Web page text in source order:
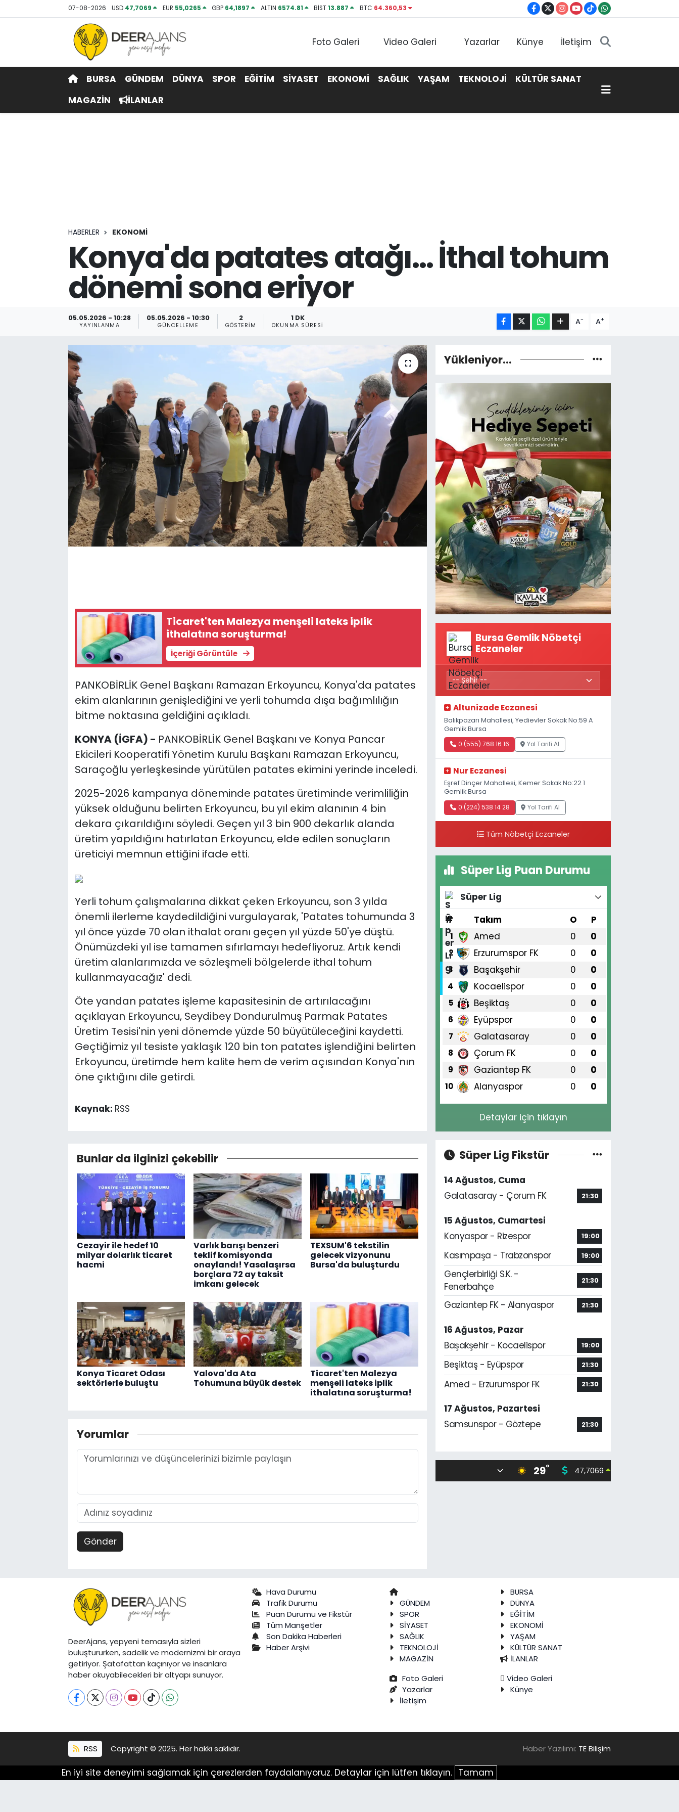
07-08-2026 USD 47,7069 EUR 55,0265 GBP 64,1897 ALTIN 6574.81 BİST13.887 BTC 64.360,53
Foto Galeri Video Galeri Yazarlar Künye İletişim
BURSA GÜNDEM DÜNYA SPOR EĞİTİM SİYASET EKONOMİ SAĞLIK YAŞAM TEKNOLOJİ
KÜLTÜR SANAT
MAGAZİN
İLANLAR
HABERLER EKONOMİ
Konya'da patates atağı... İthal tohum
dönemi sona eriyor
05.05.2026 - 10:28
YAYINLANMA
05.05.2026 - 10:30
GÜNCELLEME
2
GÖSTERIM
1 DK
OKUNMA SÜRESI A- A+
Ticaret'ten Malezya menşeli lateks iplik
ithalatına soruşturma!
İçeriği Görüntüle
PANKOBİRLİK Genel Başkanı Ramazan Erkoyuncu, Konya'da patates
ekim alanlarının genişlediğini ve yerli tohumda dışa bağımlılığın
bitme noktasına geldiğini açıkladı.
KONYA (İGFA) - PANKOBİRLİK Genel Başkanı ve Konya Pancar
Ekicileri Kooperatifi Yönetim Kurulu Başkanı Ramazan Erkoyuncu,
Saraçoğlu yerleşkesinde yürütülen patates ekimini yerinde inceledi.
2025-2026 kampanya döneminde patates üretiminde verimliliğin
yüksek olduğunu belirten Erkoyuncu, bu yıl ekim alanının 4 bin
dekara çıkarıldığını söyledi. Geçen yıl 3 bin 900 dekarlık alanda
üretim yapıldığını hatırlatan Erkoyuncu, elde edilen sonuçların
üreticiyi memnun ettiğini ifade etti.
Yerli tohum çalışmalarına dikkat çeken Erkoyuncu, son 3 yılda
önemli ilerleme kaydedildiğini vurgulayarak, 'Patates tohumunda 3
yıl önce yüzde 70 olan ithalat oranı geçen yıl yüzde 50'ye düştü.
Önümüzdeki yıl ise tamamen sıfırlamayı hedefliyoruz. Artık kendi
üretim alanlarımızda ve sözleşmeli bölgelerde ithal tohum
kullanmayacağız' dedi.
Öte yandan patates işleme kapasitesinin de artırılacağını
açıklayan Erkoyuncu, Seydibey Dondurulmuş Parmak Patates
Üretim Tesisi'nin yeni dönemde yüzde 50 büyütüleceğini kaydetti.
Geçtiğimiz yıl tesiste yaklaşık 120 bin ton patates işlendiğini belirten
Erkoyuncu, üretimde hem kalite hem de verim açısından Konya'nın
öne çıktığını dile getirdi.
Kaynak: RSS
Bunlar da ilginizi çekebilir
Cezayir ile hedef 10
milyar dolarlık ticaret
hacmi
Varlık barışı benzeri
teklif komisyonda
onaylandı! Yasalaşırsa
borçlara 72 ay taksit
imkanı gelecek
TEXSUM'6 tekstilin
gelecek vizyonunu
Bursa'da buluşturdu
Konya Ticaret Odası
sektörlerle buluştu
Yalova'da Ata
Tohumuna büyük destek
Ticaret'ten Malezya
menşeli lateks iplik
ithalatına soruşturma!
Yorumlar
Gönder
Yükleniyor...
Bursa Gemlik Nöbetçi
Eczaneler
Altunizade Eczanesi
Balıkpazarı Mahallesi, Yedievler Sokak No:59 A
Gemlik Bursa
0 (555) 768 16 16 Yol Tarifi Al
Nur Eczanesi
Eşref Dinçer Mahallesi, Kemer Sokak No:22 1
Gemlik Bursa
0 (224) 538 14 28 Yol Tarifi Al
Tüm Nöbetçi Eczaneler
Süper Lig Puan Durumu
Süper Lig
#
Takım O P
1 Amed 0 0
2 Erzurumspor FK 0 0
3 Başakşehir 0 0
4 Kocaelispor 0 0
5 Beşiktaş 0 0
6 Eyüpspor 0 0
7 Galatasaray 0 0
8 Çorum FK 0 0
9 Gaziantep FK 0 0
10 Alanyaspor 0 0
Detaylar için tıklayın
Süper Lig Fikstür
14 Ağustos, Cuma
Galatasaray - Çorum FK
21:30
15 Ağustos, Cumartesi
Konyaspor - Rizespor
19:00
Kasımpaşa - Trabzonspor 19:00
Gençlerbirliği S.K. -
Fenerbahçe
21:30
Gaziantep FK - Alanyaspor 21:30
16 Ağustos, Pazar
Başakşehir - Kocaelispor
19:00
Beşiktaş - Eyüpspor 21:30
Amed - Erzurumspor FK 21:30
17 Ağustos, Pazartesi
Samsunspor - Göztepe
21:30
29° 47,7069
DeerAjans, yepyeni temasıyla sizleri
buluştururken, sadelik ve modernizmi bir araya
getiriyor. Şatafattan kaçınıyor ve insanlara
haber okuyabilecekleri bir altyapı sunuyor.
Hava Durumu
Trafik Durumu
Puan Durumu ve Fikstür
Tüm Manşetler
Son Dakika Haberleri
Haber Arşivi
BURSA
GÜNDEM
DÜNYA
SPOR
EĞİTİM
SİYASET
EKONOMİ
SAĞLIK
YAŞAM
TEKNOLOJİ
KÜLTÜR SANAT
MAGAZİN
İLANLAR
Foto Galeri
Video Galeri
Yazarlar
Künye
İletişim
RSS Copyright © 2025. Her hakkı saklıdır. Haber Yazılımı: TE Bilişim
En iyi site deneyimi sağlamak için çerezlerden faydalanıyoruz. Detaylar için lütfen tıklayın. Tamam
Hava Durumu
Trafik Durumu
Tüm Manşetler